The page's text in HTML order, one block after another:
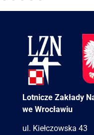
Lotnicze Zakłady
we Wrocławiu
ul. Kiełczowska 43